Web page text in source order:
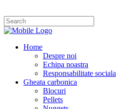
Home
Despre noi
Echipa noastra
Responsabilitate sociala
Gheata carbonica
Blocuri
Pellets